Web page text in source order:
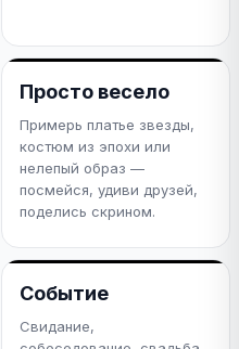
Просто весело
Примерь платье звезды,
костюм из эпохи или
нелепый образ —
посмейся, удиви друзей,
поделись скрином.
Событие
Свидание,